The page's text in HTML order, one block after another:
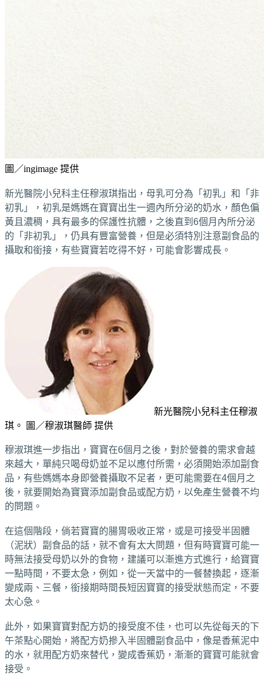
圖／ingimage 提供
新光醫院小兒科主任穆淑琪指出，母乳可分為「初乳」和「非
初乳」，初乳是媽媽在寶寶出生一週內所分泌的奶水，顏色偏
黃且濃稠，具有最多的保護性抗體，之後直到6個月內所分泌
的「非初乳」，仍具有豐富營養，但是必須特別注意副食品的
攝取和銜接，有些寶寶若吃得不好，可能會影響成長。
新光醫院小兒科主任穆淑
琪。 圖／穆淑琪醫師 提供
穆淑琪進一步指出，寶寶在6個月之後，對於營養的需求會越
來越大，單純只喝母奶並不足以應付所需，必須開始添加副食
品，有些媽媽本身即營養攝取不足者，更可能需要在4個月之
後，就要開始為寶寶添加副食品或配方奶，以免產生營養不均
的問題。
在這個階段，倘若寶寶的腸胃吸收正常，或是可接受半固體
（泥狀）副食品的話，就不會有太大問題，但有時寶寶可能一
時無法接受母奶以外的食物，建議可以漸進方式進行，給寶寶
一點時間，不要太急，例如，從一天當中的一餐替換起，逐漸
變成兩、三餐，銜接期時間長短因寶寶的接受狀態而定，不要
太心急。
此外，如果寶寶對配方奶的接受度不佳，也可以先從每天的下
午茶點心開始，將配方奶摻入半固體副食品中，像是香蕉泥中
的水，就用配方奶來替代，變成香蕉奶，漸漸的寶寶可能就會
接受。